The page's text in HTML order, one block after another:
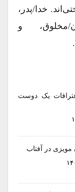
خدا/پدر،
مخلوق، و
یک دوست
در آفتاب